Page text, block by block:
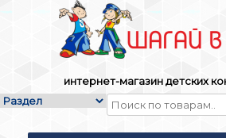
интернет-магазин детских